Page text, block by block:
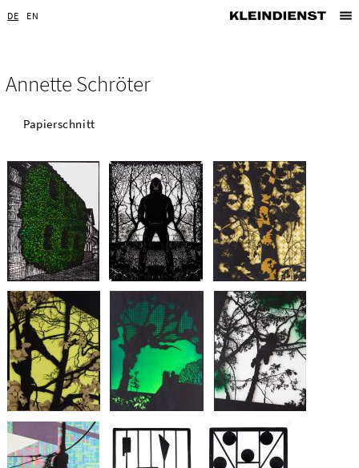
DE EN
Annette Schröter
Papierschnitt